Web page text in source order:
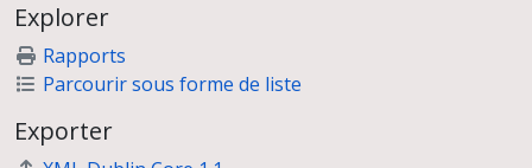
Explorer
Rapports
Parcourir sous forme de liste
Exporter